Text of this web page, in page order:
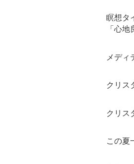
瞑想タ
「心
メディ
クリス
クリス
この夏